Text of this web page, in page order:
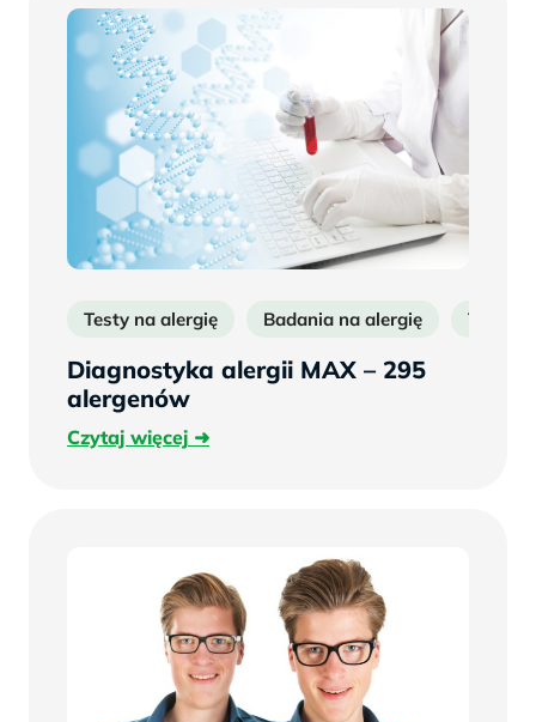
Testy na alergię Badania na alergię Testy
Diagnostyka alergii MAX – 295
alergenów
Czytaj więcejCzytaj